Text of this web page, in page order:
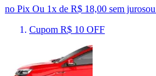
no Pix Ou 1x de R$ 18,00 sem jurosou
Cupom R$ 10 OFF